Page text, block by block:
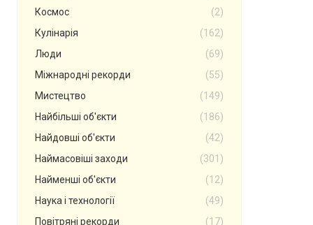
Космос
(2)
Кулінарія
(162)
Люди
(69)
Міжнародні рекорди
(55)
Мистецтво
(149)
Найбільші об'єкти
(186)
Найдовші об'єкти
(42)
Наймасовіші заходи
(301)
Найменші об'єкти
(12)
Наука і технології
(49)
Повітряні рекорди
(17)